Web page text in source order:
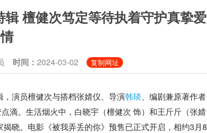
檀健次笃定等待执着守护真挚爱
情
时间： 2024-03-02 复制网址
演员檀健次与搭档张婧仪、导演韩琰、编剧兼原著作者
滴。生活烟火中，白晓宇（檀健次 饰）和王斤斤（张婧
晓。电影《被我弄丢的你》预售已正式开启，相约3月8